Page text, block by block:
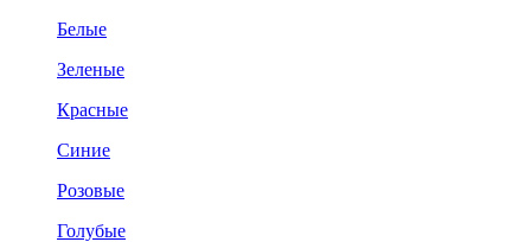
Белые
Зеленые
Красные
Синие
Розовые
Голубые